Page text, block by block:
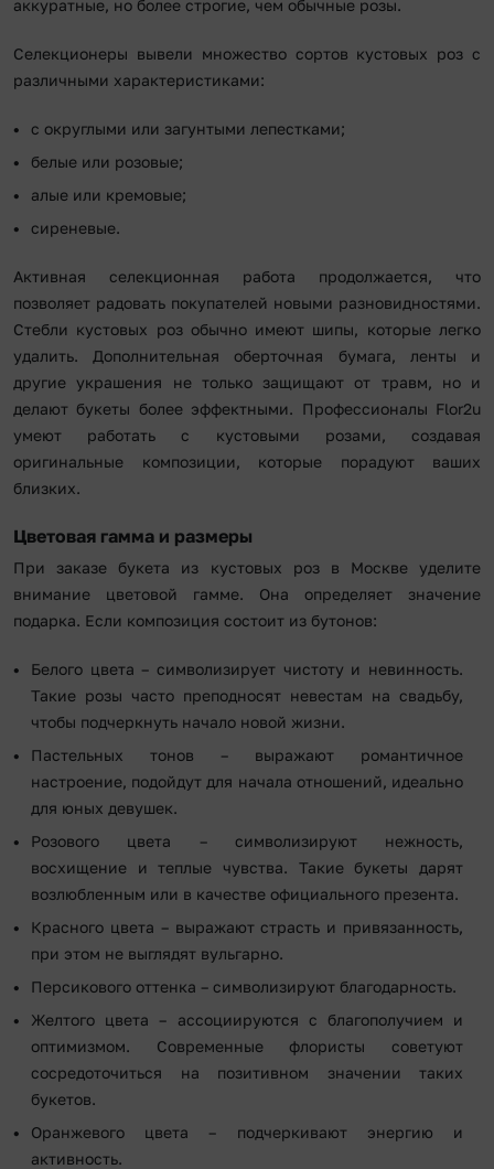
аккуратные, но более строгие, чем обычные розы.
Селекционеры вывели множество сортов кустовых роз с
различными характеристиками:
с округлыми или загунтыми лепестками;
белые или розовые;
алые или кремовые;
сиреневые.
Активная селекционная работа продолжается, что
позволяет радовать покупателей новыми разновидностями.
Стебли кустовых роз обычно имеют шипы, которые легко
удалить. Дополнительная оберточная бумага, ленты и
другие украшения не только защищают от травм, но и
делают букеты более эффектными. Профессионалы Flor2u
умеют работать с кустовыми розами, создавая
оригинальные композиции, которые порадуют ваших
близких.
Цветовая гамма и размеры
При заказе букета из кустовых роз в Москве уделите
внимание цветовой гамме. Она определяет значение
подарка. Если композиция состоит из бутонов:
Белого цвета – символизирует чистоту и невинность.
Такие розы часто преподносят невестам на свадьбу,
чтобы подчеркнуть начало новой жизни.
Пастельных тонов – выражают романтичное
настроение, подойдут для начала отношений, идеально
для юных девушек.
Розового цвета – символизируют нежность,
восхищение и теплые чувства. Такие букеты дарят
возлюбленным или в качестве официального презента.
Красного цвета – выражают страсть и привязанность,
при этом не выглядят вульгарно.
Персикового оттенка – символизируют благодарность.
Желтого цвета – ассоциируются с благополучием и
оптимизмом. Современные флористы советуют
сосредоточиться на позитивном значении таких
букетов.
Оранжевого цвета – подчеркивают энергию и
активность.